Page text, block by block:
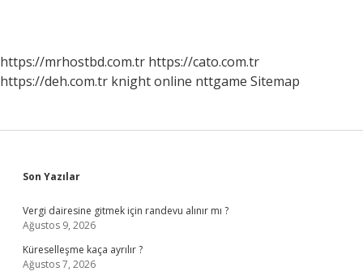
Yatırılır
https://mrhostbd.com.tr https://cato.com.tr
https://deh.com.tr knight online nttgame Sitemap
Sidebar
Son Yazılar
Vergi dairesine gitmek için randevu alınır mı ?
Ağustos 9, 2026
Küreselleşme kaça ayrılır ?
Ağustos 7, 2026